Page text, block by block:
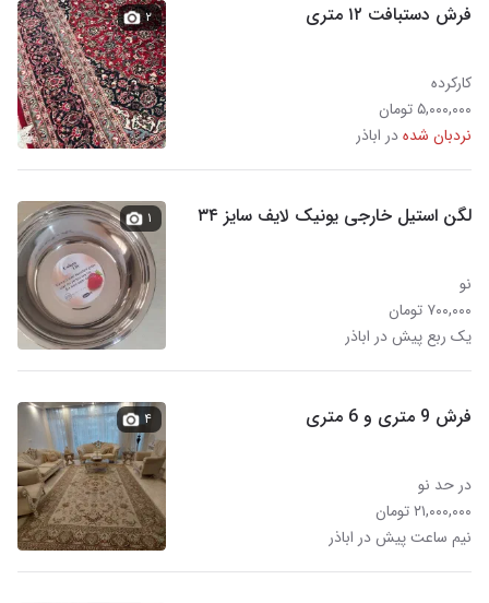
فرش دستبافت ۱۲ متری
کارکرده
۵,۰۰۰,۰۰۰ تومان
نردبان شدهدر اباذر
۲
لگن استیل خارجی یونیک لایف سایز ۳۴
نو
۷۰۰,۰۰۰ تومان
یک ربع پیش در اباذر
۱
فرش 9 متری و 6 متری
در حد نو
۲۱,۰۰۰,۰۰۰ تومان
نیم ساعت پیش در اباذر
۴